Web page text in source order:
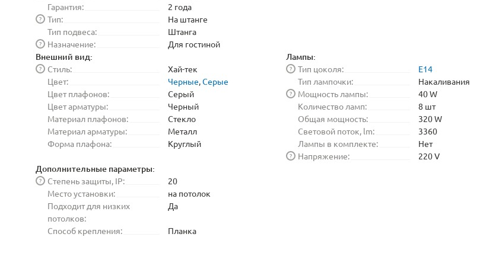
Гарантия:
2 года
Тип:
?
На штанге
Тип подвеса:
Штанга
Назначение:
? Для гостиной
Внешний вид:
Стиль:
?
Хай-тек
Цвет:
Черные,Серые
Цвет плафонов:
Серый
Цвет арматуры:
Черный
Материал плафонов:
Стекло
Материал арматуры:
Металл
Форма плафона:
Круглый
Лампы:
Тип цоколя:
?
E14
Тип лампочки:
Накаливания
Мощность лампы:
?
40 W
Количество ламп:
8 шт
Общая мощность:
320 W
Световой поток, lm:
3360
Лампы в комплекте:
Нет
Напряжение:
? 220 V
Дополнительные параметры:
Степень защиты, IP:
?
20
Место установки:
на потолок
Подходит для низких
потолков:
Да
Способ крепления: Планка